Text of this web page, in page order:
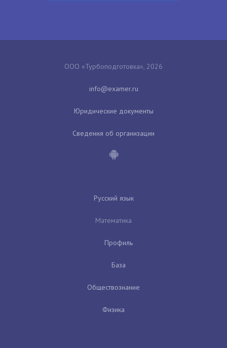
ООО «Турбоподготовка», 2026
Юридические документы
Сведения об организации
Русский язык
Математика
Профиль
База
Обществознание
Физика